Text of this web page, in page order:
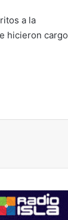
a la
hicieron cargo